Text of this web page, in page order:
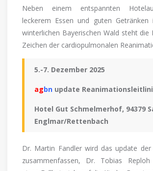
Neben einem entspannten
leckerem Essen und guten Getränken
winterlichen Bayerischen Wald steht die
Zeichen der cardiopulmonalen
5.-7. Dezember 2025
agbn update
Hotel Gut Schmelmerhof, 94379
Englmar/Rettenbach
Dr. Martin Fandler wird das update der
zusammenfassen, Dr. Tobias